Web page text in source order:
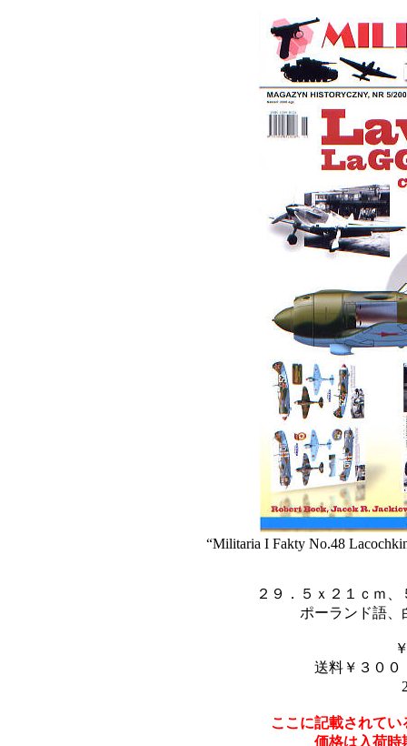
“Militaria I Fakty No.48
２９．５ｘ２１ｃｍ
ポーランド語、
送料￥３００
ここに記載されて
価格は入荷時